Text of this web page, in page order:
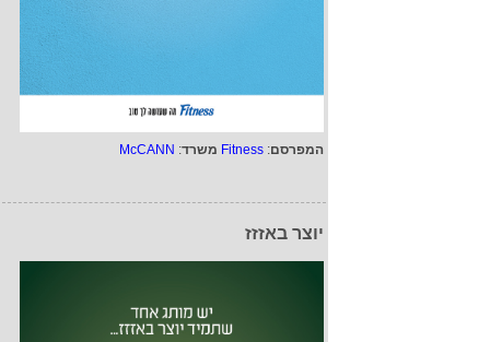
המפרסם:
Fitness משרד:
McCANN
יוצר באזזז